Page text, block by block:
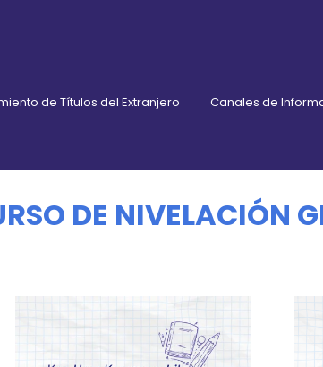
de Títulos del Extranjero Canales de
DE NIVELACIÓN